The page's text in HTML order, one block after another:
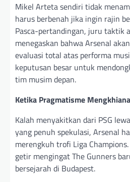
Mikel Arteta sendiri tidak
harus berbenah jika ingin rajin
Pasca-pertandingan, juru taktik
menegaskan bahwa Arsenal
evaluasi total atas performa
keputusan besar untuk
tim musim depan.
Ketika Pragmatisme
Kalah menyakitkan dari PSG
yang penuh spekulasi, Arsenal
merengkuh trofi Liga
getir mengingat The Gunners
bersejarah di Budapest.